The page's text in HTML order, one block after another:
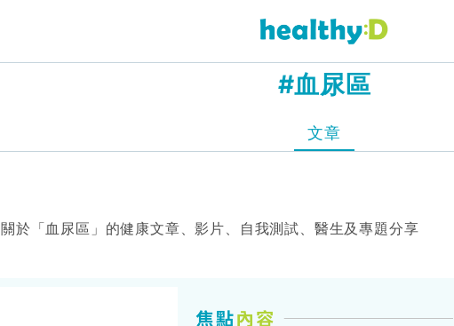
#血尿區
文章
關於「血尿區」的健康文章、影片、自我測試、醫生及專題分享